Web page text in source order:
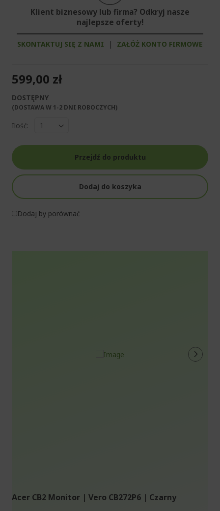
Klient biznesowy lub firma? Odkryj nasze
najlepsze oferty!
SKONTAKTUJ SIĘ Z NAMI | ZAŁÓŻ KONTO FIRMOWE
599,00 zł
DOSTĘPNY
(DOSTAWA W 1-2 DNI ROBOCZYCH)​
Ilość:
Przejdź do produktu
Dodaj do koszyka
Dodaj by porównać
Acer CB2 Monitor | Vero CB272P6 | Czarny